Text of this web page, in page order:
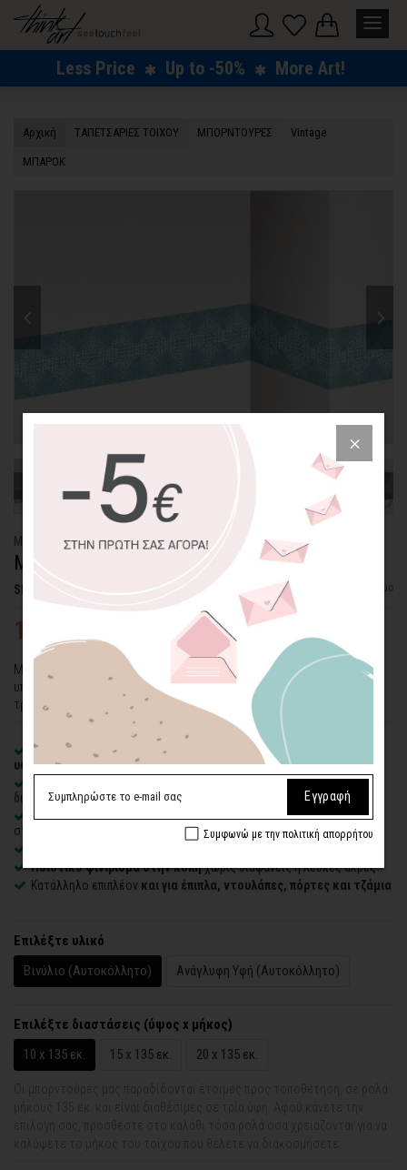
Less Price Up to -50% More Art!
Αρχική TΑΠΕΤΣΑΡΙΕΣ ΤΟΙΧΟΥ ΜΠΟΡΝΤΟΥΡΕΣ Vintage
ΜΠΑΡΟΚ
ΜΠΟΡΝΤΟΥΡΑ ΤΟΙΧΟΥ
ΜΠΑΡΟΚ
SKU: WLBR-27 Διαθέσιμο
10,50€
Μπορντούρα τοίχου με μπαρόκ σχέδιο σε γαλάζιο χρώμα. Μια
υπέροχη πρόταση για τη διακόσμηση του καθιστικού, της
τραπεζαρίας αλλά και του υπνοδωματίου σας.
Premium
ματ λευκό αυτοκόλλητο βινυλίου σε λεία ή ανάγλυψη
υφή.
με μελάνια νερού latex, χωρίς χημικούς
διαλύτες και οσμές
Αδιάβροχο, εύκαμπτο και λεπτό– δίνει την εντύπωση ζωγραφιάς
στον τοίχο
Ποιοτικό φινίρισμα στην κοπήχωρίς διαφανείς ή λευκές άκρες
Κατάλληλο επιπλέον και για έπιπλα, ντουλάπες, πόρτες και τζάμια
Επιλέξτε υλικό
Βινύλιο (Αυτοκόλλητο)
Ανάγλυφη Υφή (Αυτοκόλλητο)
Επιλέξτε διαστάσεις (ύψος x μήκος)
10 x 135 εκ.
15 x 135 εκ. 20 x 135 εκ.
Οι μπορντούρες μας παραδίδονται έτοιμες προς τοποθέτηση, σε ρολά
μήκους 135 εκ. και είναι διαθέσιμες σε τρία ύψη. Αφού κάνετε την
επιλογή σας, προσθέστε στο καλάθι τόσα ρολά όσα χρειάζονται για να
καλύψετε το μήκος του τοίχου που θέλετε να διακοσμήσετε.
Εγγραφή
Συμφωνώ με την πολιτική απορρήτου